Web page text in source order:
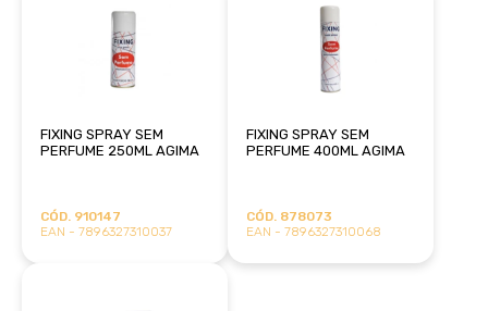
FIXING SPRAY SEM
PERFUME 250ML AGIMA
CÓD. 910147
EAN - 7896327310037
FIXING SPRAY SEM
PERFUME 400ML AGIMA
CÓD. 878073
EAN - 7896327310068